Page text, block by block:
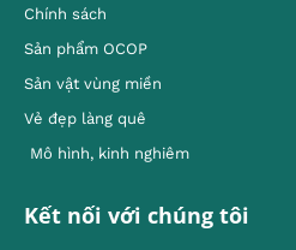
Chính sách
Sản phẩm OCOP
Sản vật vùng miền
Vẻ đẹp làng quê
Mô hình, kinh nghiêm
Kết nối với chúng tôi